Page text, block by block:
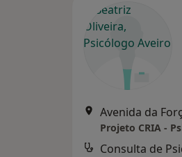
Projeto CRIA -
Consulta de